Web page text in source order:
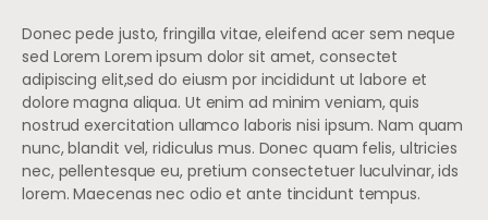
Donec pede justo, fringilla vitae, eleifend acer sem neque
sed Lorem Lorem ipsum dolor sit amet, consectet
adipiscing elit,sed do eiusm por incididunt ut labore et
dolore magna aliqua. Ut enim ad minim veniam, quis
nostrud exercitation ullamco laboris nisi ipsum. Nam quam
nunc, blandit vel, ridiculus mus. Donec quam felis, ultricies
nec, pellentesque eu, pretium consectetuer luculvinar, ids
lorem. Maecenas nec odio et ante tincidunt tempus.